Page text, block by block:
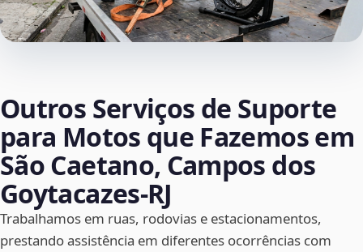
Outros Serviços de Suporte
para Motos que Fazemos em
São Caetano, Campos dos
Goytacazes‑RJ
Trabalhamos em ruas, rodovias e estacionamentos,
prestando assistência em diferentes ocorrências com